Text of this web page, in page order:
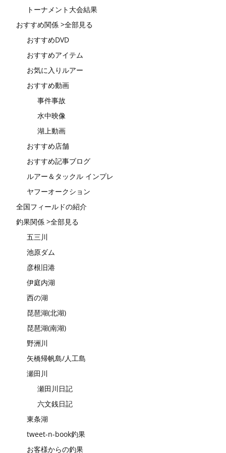
トーナメント大会結果
おすすめ関係 >全部見る
おすすめDVD
おすすめアイテム
お気に入りルアー
おすすめ動画
事件事故
水中映像
湖上動画
おすすめ店舗
おすすめ記事ブログ
ルアー＆タックル インプレ
ヤフーオークション
全国フィールドの紹介
釣果関係 >全部見る
五三川
池原ダム
彦根旧港
伊庭内湖
西の湖
琵琶湖(北湖)
琵琶湖(南湖)
野洲川
矢橋帰帆島/人工島
瀬田川
瀬田川日記
六文銭日記
東条湖
tweet-n-book釣果
お客様からの釣果